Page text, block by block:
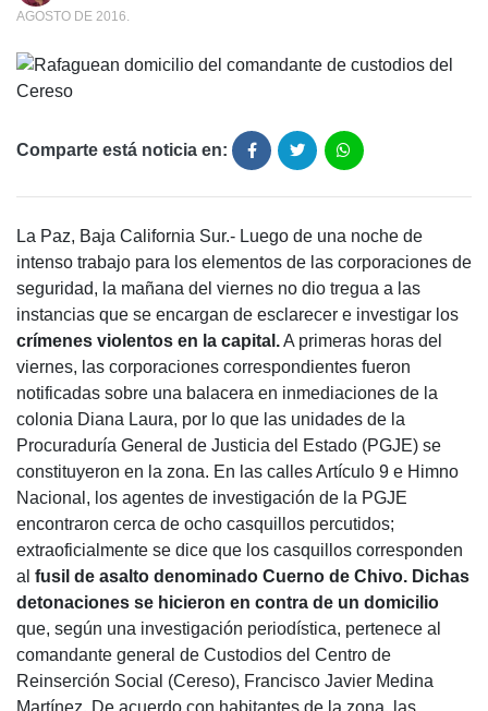
AGOSTO DE 2016.
Comparte está noticia en:
La Paz, Baja California Sur.- Luego de una noche de
intenso trabajo para los elementos de las corporaciones de
seguridad, la mañana del viernes no dio tregua a las
instancias que se encargan de esclarecer e investigar los
crímenes violentos en la capital.A primeras horas del
viernes, las corporaciones correspondientes fueron
notificadas sobre una balacera en inmediaciones de la
colonia Diana Laura, por lo que las unidades de la
Procuraduría General de Justicia del Estado (PGJE) se
constituyeron en la zona. En las calles Artículo 9 e Himno
Nacional, los agentes de investigación de la PGJE
encontraron cerca de ocho casquillos percutidos;
extraoficialmente se dice que los casquillos corresponden
al fusil de asalto denominado Cuerno de Chivo. Dichas
detonaciones se hicieron en contra de un domicilio
que, según una investigación periodística, pertenece al
comandante general de Custodios del Centro de
Reinserción Social (Cereso), Francisco Javier Medina
Martínez. De acuerdo con habitantes de la zona, las